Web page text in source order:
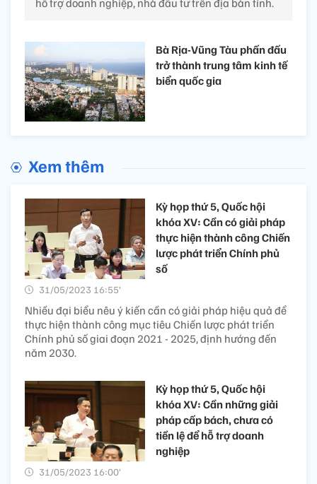
hỗ trợ doanh nghiệp, nhà đầu tư trên địa bàn tỉnh.
Bà Rịa-Vũng Tàu phấn đấu
trở thành trung tâm kinh tế
biển quốc gia
Xem thêm
Kỳ họp thứ 5, Quốc hội
khóa XV: Cần có giải pháp
thực hiện thành công Chiến
lược phát triển Chính phủ
số
31/05/2023 16:55’
Nhiều đại biểu nêu ý kiến cần có giải pháp hiệu quả để
thực hiện thành công mục tiêu Chiến lược phát triển
Chính phủ số giai đoạn 2021 - 2025, định hướng đến
năm 2030.
Kỳ họp thứ 5, Quốc hội
khóa XV: Cần những giải
pháp cấp bách, chưa có
tiền lệ để hỗ trợ doanh
nghiệp
31/05/2023 16:00’